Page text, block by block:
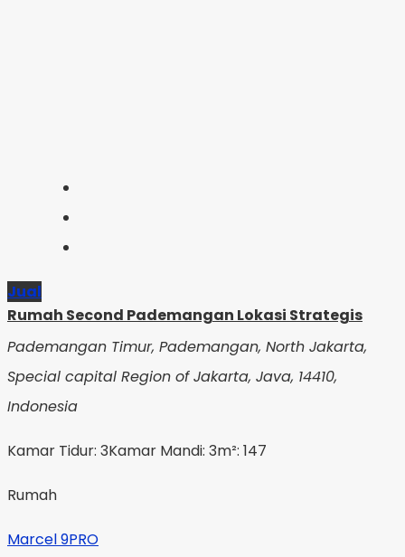
Jual
Rumah Second Pademangan Lokasi Strategis
Pademangan Timur, Pademangan, North Jakarta,
Special capital Region of Jakarta, Java, 14410,
Indonesia
Kamar Tidur: 3Kamar Mandi: 3m²: 147
Rumah
Marcel 9PRO